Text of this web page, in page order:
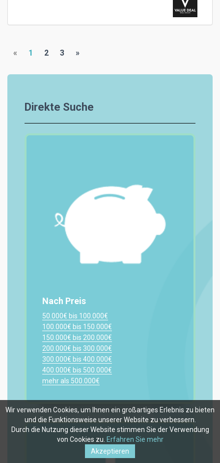
« 1 2 3 »
Direkte Suche
Nach Preis
50.000€ bis 100.000€
100.000€ bis 150.000€
150.000€ bis 200.000€
200.000€ bis 300.000€
300.000€ bis 400.000€
400.000€ bis 500.000€
mehr als 500.000€
Wir verwenden Cookies, um Ihnen ein großartiges Erlebnis zu bieten
und die Funktionsweise unserer Website zu verbessern.
Durch die Nutzung dieser Website stimmen Sie der Verwendung
von Cookies zu. Erfahren Sie mehr
Akzeptieren